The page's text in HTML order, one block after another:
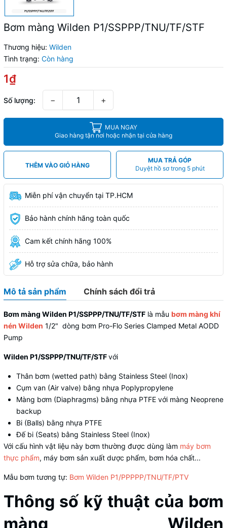
Bơm màng Wilden P1/SSPPP/TNU/TF/STF
Thương hiệu: Wilden
Tình trạng: Còn hàng
1₫
Số lượng: − +
MUA NGAY
Giao hàng tận nơi hoặc nhận tại cửa hàng
THÊM VÀO GIỎ HÀNG
MUA TRẢ GÓP
Duyệt hồ sơ trong 5 phút
Miễn phí vận chuyển tại TP.HCM
Bảo hành chính hãng toàn quốc
Cam kết chính hãng 100%
Hỗ trợ sửa chữa, bảo hành
Mô tả sản phẩm Chính sách đổi trả
Bơm màng Wilden P1/SSPPP/TNU/TF/STF là mẫu bơm màng khí
nén Wilden 1/2" dòng bơm Pro-Flo Series Clamped Metal AODD
Pump
Wilden P1/SSPPP/TNU/TF/STFvới
Thân bơm (wetted path) bằng Stainless Steel (Inox)
Cụm van (Air valve) bằng nhựa Poplypropylene
Màng bơm (Diaphragms) bằng nhựa PTFE với màng Neoprene
backup
Bi (Balls) bằng nhựa PTFE
Đế bi (Seats) bằng Stainless Steel (Inox)
Với cấu hình vật liệu này bơm thường được dùng làm máy bơm
thực phẩm, máy bơm sản xuất dược phẩm, bơm hóa chất...
Mẫu bơm tương tự: Bơm Wilden P1/PPPPP/TNU/TF/PTV
Thông số kỹ thuật của bơm
màng Wilden